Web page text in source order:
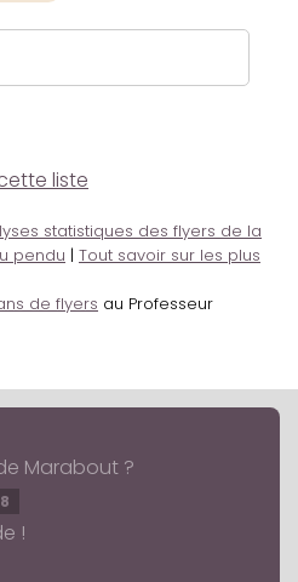
liste
statistiques des flyers de la
pendu | Tout savoir sur les plus
de flyers au Professeur
Marabout ?
!